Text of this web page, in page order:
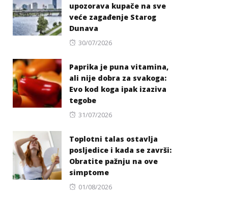
upozorava kupače na sve
veće zagađenje Starog
Dunava
Posted
30/07/2026
Paprika je puna vitamina,
ali nije dobra za svakoga:
Evo kod koga ipak izaziva
tegobe
Posted
31/07/2026
Toplotni talas ostavlja
posljedice i kada se završi:
Obratite pažnju na ove
simptome
Posted
01/08/2026